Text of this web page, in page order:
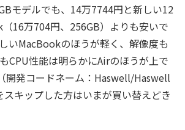
モデルでも、14万7744円と新しい12
16万704円、256GB）よりも安いで
いMacBookのほうが軽く、解像度も
CPU性能は明らかにAirのほうが上で
開発コードネーム：Haswell/Haswell
スキップした方はいまが買い替えどき